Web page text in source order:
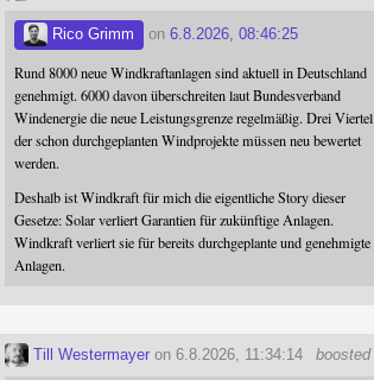
Rico Grimm on6.8.2026, 08:46:25
Rund 8000 neue Windkraftanlagen sind aktuell in Deutschland
genehmigt. 6000 davon überschreiten laut Bundesverband
Windenergie die neue Leistungsgrenze regelmäßig. Drei Viertel
der schon durchgeplanten Windprojekte müssen neu bewertet
werden.
Deshalb ist Windkraft für mich die eigentliche Story dieser
Gesetze: Solar verliert Garantien für zukünftige Anlagen.
Windkraft verliert sie für bereits durchgeplante und genehmigte
Anlagen.
boosted
Till Westermayer on 6.8.2026, 11:34:14